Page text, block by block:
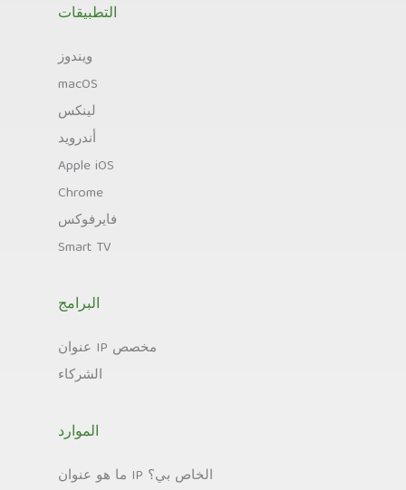
التطبيقات
ويندوز
macOS
لينكس
أندرويد
Apple iOS
Chrome
فايرفوكس
Smart TV
البرامج
عنوان IP مخصص
الشركاء
الموارد
ما هو عنوان IP الخاص بي؟